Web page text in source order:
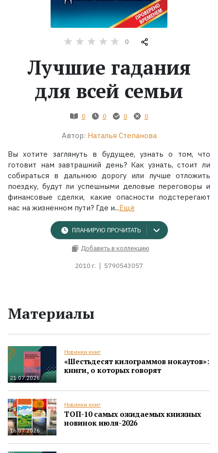
Экранизации
Коллекции
0
Лучшие гадания
для всей семьи
0 0 0 0
Автор: Наталья Степанова
Вы хотите заглянуть в будущее, узнать о том, что
готовит нам завтрашний день? Как узнать, стоит ли
собираться в дальнюю дорогу или лучше отложить
поездку, будут ли успешными деловые переговоры и
финансовые сделки, какие опасности подстерегают
нас на жизненном пути? Где и...Ещё
ПЛАНИРУЮ ПРОЧИТАТЬ
Добавить в коллекцию
2010 г. 5790543057
Материалы
21.07.2026
Новинки книг
«Шестьдесят килограммов нокаутов»:
книги, о которых говорят
16.07.2026
Новинки книг
ТОП-10 самых ожидаемых книжных
новинок июля-2026